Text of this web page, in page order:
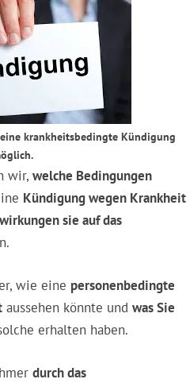
krankheitsbedingte Kündigung
wir, welche Bedingungen
Kündigung wegen Krankheit
sie auf das
wie eine personenbedingte
aussehen könnte und was Sie
erhalten haben.
durch das